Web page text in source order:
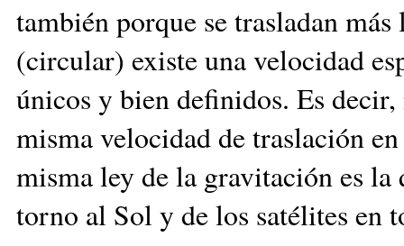
también porque se trasladan
(circular) existe una velocidad
únicos y bien definidos. Es
misma velocidad de traslación
misma ley de la gravitación es
torno al Sol y de los satélites en